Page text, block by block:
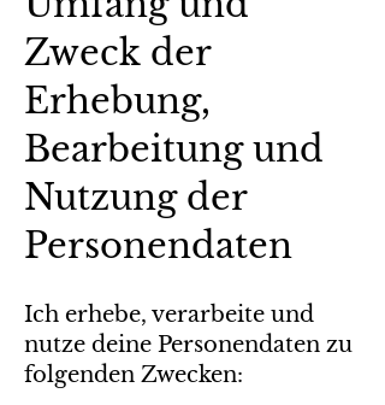
Zweck der
Erhebung,
Bearbeitung und
Nutzung der
Personendaten
Ich erhebe, verarbeite und
nutze deine Personendaten zu
folgenden Zwecken: